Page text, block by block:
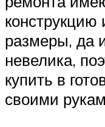
размеры, да
невелика,
купить в
своими